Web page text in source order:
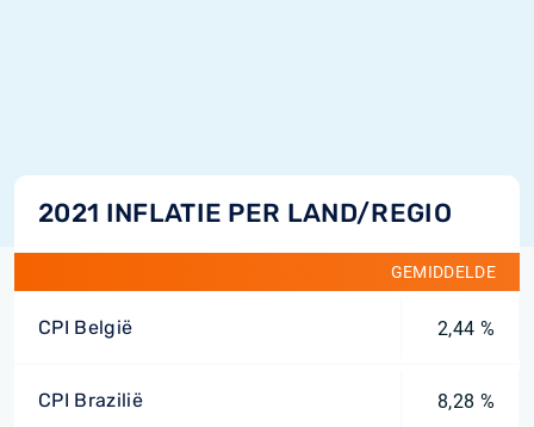
2021 INFLATIE PER LAND/REGIO
GEMIDDELDE
CPI België 2,44 %
CPI Brazilië 8,28 %